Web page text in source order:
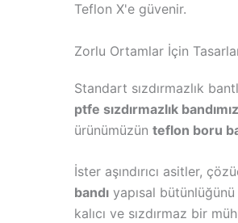
Teflon X'e güvenir.
Zorlu Ortamlar İçin
Standart sızdırmazlık
ptfe sızdırmazlık bandımız
ürünümüzün teflon boru
İster aşındırıcı asitler,
bandı yapısal
kalıcı ve sızdırmaz bir